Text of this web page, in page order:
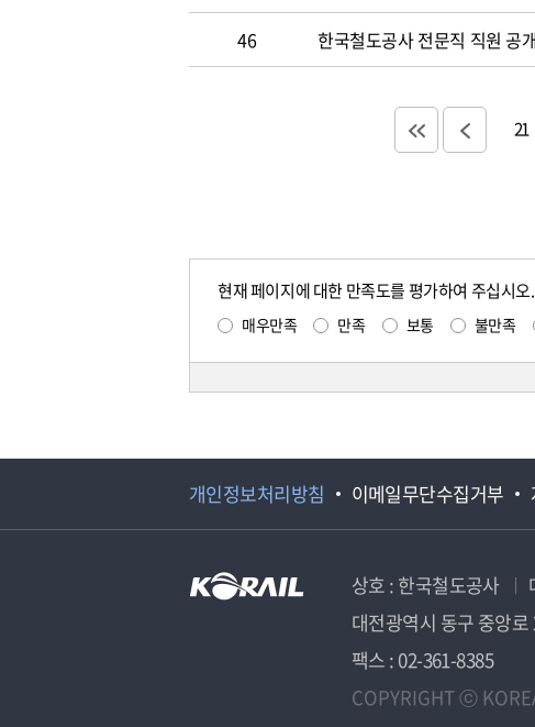
46 한국철도공사 전문직 직원 공
21
현재 페이지에 대한 만족도를 평가하여 주십시오.
매우만족 만족 보통 불만족
개인정보처리방침 이메일무단수집거부
상호 : 한국철도공사
대전광역시 동구 중앙로
팩스 : 02-361-8385
COPYRIGHT ⓒ